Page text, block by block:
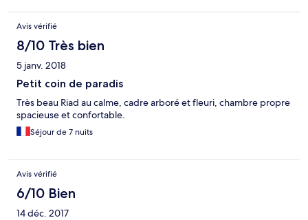
Avis vérifié
8/10 Très bien
5 janv. 2018
Petit coin de paradis
Très beau Riad au calme, cadre arboré et fleuri, chambre propre
spacieuse et confortable.
Séjour de 7 nuits
Avis vérifié
6/10 Bien
14 déc. 2017